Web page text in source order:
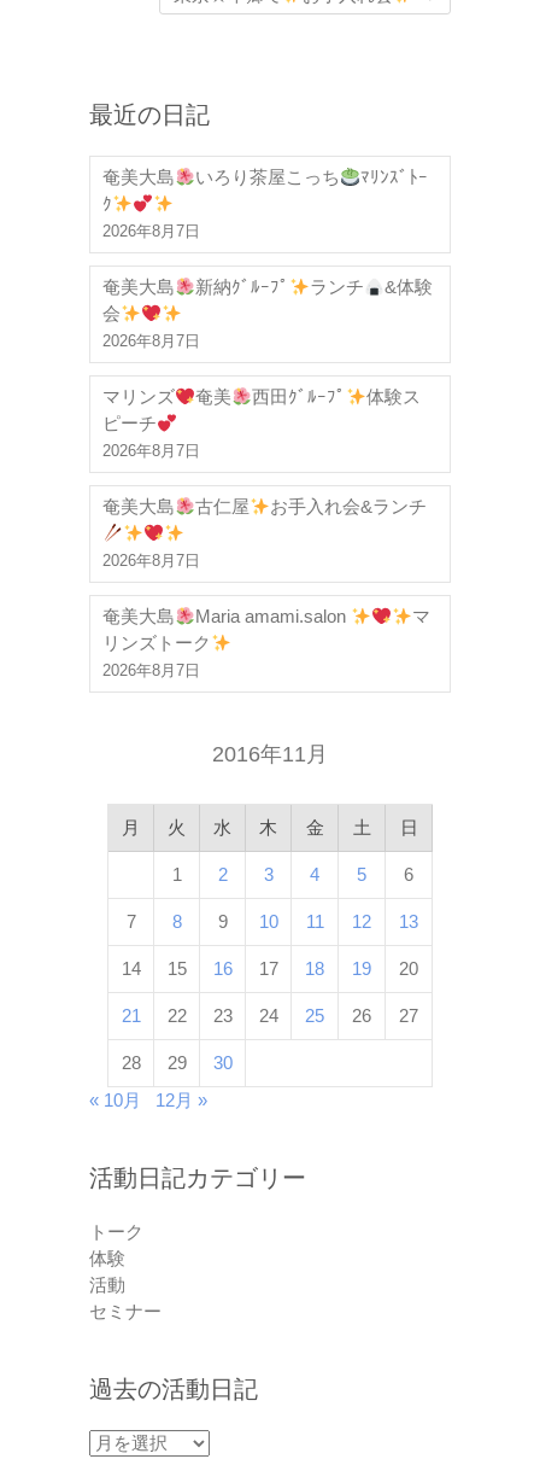
最近の日記
奄美大島 いろり茶屋こっち
ﾏﾘﾝｽﾞﾄｰ
ｸ
2026年8月7日
奄美大島 新納ｸﾞﾙｰﾌﾟ ランチ
&体験
会
2026年8月7日
マリンズ 奄美 西田ｸﾞﾙｰﾌﾟ
体験ス
ピーチ
2026年8月7日
奄美大島 古仁屋 お手入れ会&ランチ
2026年8月7日
奄美大島 Maria amami.salon
マ
リンズトーク
2026年8月7日
2016年11月
月 火 水 木 金 土 日
1 2 3 4 5 6
7 8 9 10 11 12 13
14 15 16 17 18 19 20
21 22 23 24 25 26 27
28 29
30
« 10月
12月 »
活動日記カテゴリー
トーク
体験
活動
セミナー
過去の活動日記
過